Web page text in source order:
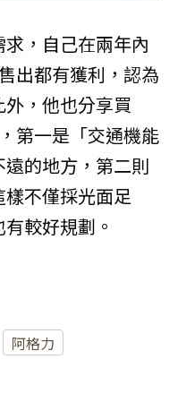
，自己在兩年內
出都有獲利，認為
，他也分享買
第一是「交通機能
的地方，第二則
不僅採光面足
較好規劃。
阿格力